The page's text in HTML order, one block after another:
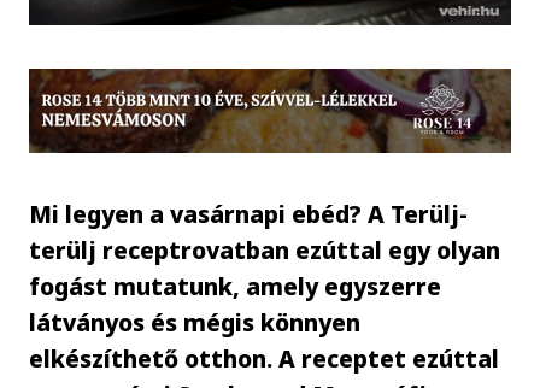
Mi legyen a vasárnapi ebéd? A Terülj-
terülj receptrovatban ezúttal egy olyan
fogást mutatunk, amely egyszerre
látványos és mégis könnyen
elkészíthető otthon. A receptet ezúttal